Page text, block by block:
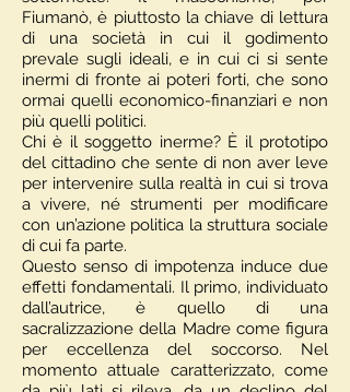
Fiumanò, è piuttosto la chiave di lettura
di una società in cui il godimento
prevale sugli ideali, e in cui ci si sente
inermi di fronte ai poteri forti, che sono
ormai quelli economico-finanziari e non
più quelli politici.
Chi è il soggetto inerme? È il prototipo
del cittadino che sente di non aver leve
per intervenire sulla realtà in cui si trova
a vivere, né strumenti per modificare
con un’azione politica la struttura sociale
di cui fa parte.
Questo senso di impotenza induce due
effetti fondamentali. Il primo, individuato
dall’autrice, è quello di una
sacralizzazione della Madre come figura
per eccellenza del soccorso. Nel
momento attuale caratterizzato, come